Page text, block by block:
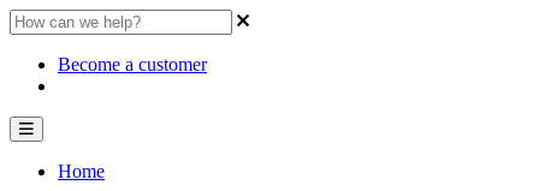
Become a customer
Home